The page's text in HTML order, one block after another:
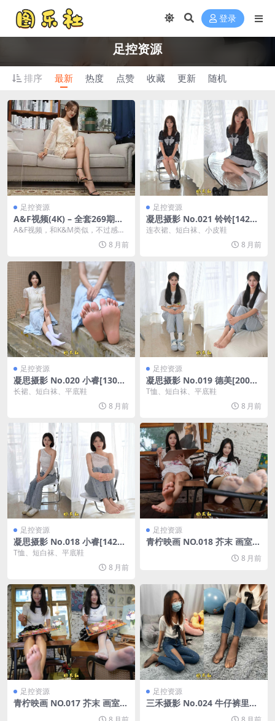
登录
足控资源
排序 最新 热度 点赞 收藏 更新 随机
足控资源
A&F视频(4K) – 全套269期合
集[826G]
A&F视频，和K&M类似，不过感觉
上模特更漂亮，画质为4K的，算...
8 月前
足控资源
凝思摄影 No.021 铃铃[142P/
1V/4.91G]
连衣裙、短白袜、小皮鞋
8 月前
足控资源
凝思摄影 No.020 小睿[130P/
1V/4.20G]
长裙、短白袜、平底鞋
8 月前
足控资源
凝思摄影 No.019 德美[200P/
4.70G]
T恤、短白袜、平底鞋
8 月前
足控资源
凝思摄影 No.018 小睿[142P/
1V/4.34G]
T恤、短白袜、平底鞋
8 月前
足控资源
青柠映画 NO.018 芥末 画室白
8 月前
足控资源
青柠映画 NO.017 芥末 画室短
足控资源
三禾摄影 No.024 牛仔裤里丝